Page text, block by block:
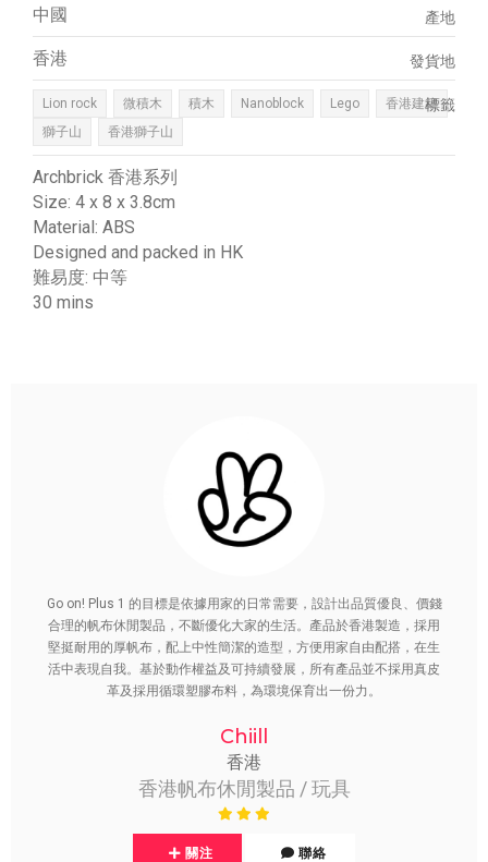
產地
中國
發貨地
香港
標籤
Lion rock 微積木 積木 Nanoblock Lego
香港建築
獅子山
香港獅子山
Archbrick 香港系列
Size: 4 x 8 x 3.8cm
Material: ABS
Designed and packed in HK
難易度: 中等
30 mins
Go on! Plus 1 的目標是依據用家的日常需要，設計出品質優良、價錢
合理的帆布休閒製品，不斷優化大家的生活。產品於香港製造，採用
堅挺耐用的厚帆布，配上中性簡潔的造型，方便用家自由配搭，在生
活中表現自我。基於動作權益及可持續發展，所有產品並不採用真皮
革及採用循環塑膠布料，為環境保育出一份力。
Chiill
香港
香港帆布休閒製品 / 玩具
關注 聯絡